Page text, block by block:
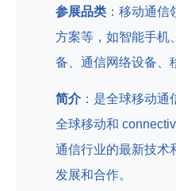
参展品类 ：移动通
方案等，如智能手机
备、通信网络设备、
简介：是全球移动通
全球移动和
通信行业的最新技术
发展和合作。